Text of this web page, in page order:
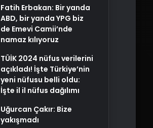
Fatih Erbakan: Bir yanda
ABD, bir yanda YPG biz
de Emevi Camii’nde
namaz kılıyoruz
TÜİK 2024 nüfus verilerini
açıkladı! İşte Türkiye’nin
yeni nüfusu belli oldu:
İşte il il nüfus dağılımı
Uğurcan Çakır: Bize
yakışmadı